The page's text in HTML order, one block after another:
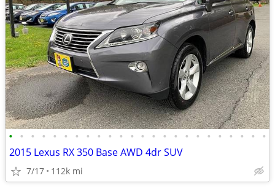
• • • • • • • • • • • • • • • • • • • • • • • •
2015 Lexus RX 350 Base AWD 4dr SUV
7/17 112k mi